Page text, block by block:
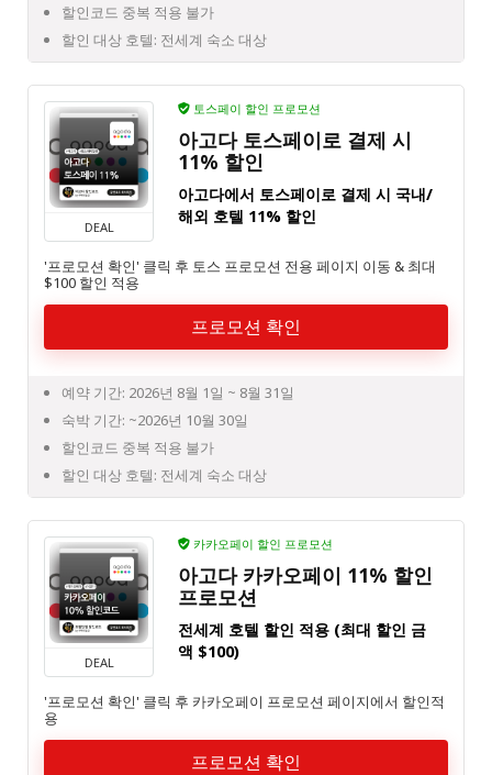
할인코드 중복 적용 불가
할인 대상 호텔: 전세계 숙소 대상
DEAL
토스페이 할인 프로모션
아고다 토스페이로 결제 시
11% 할인
아고다에서 토스페이로 결제 시 국내/
해외 호텔 11% 할인
'프로모션 확인' 클릭 후 토스 프로모션 전용 페이지 이동 & 최대
$100 할인 적용
프로모션 확인
예약 기간: 2026년 8월 1일 ~ 8월 31일
숙박 기간: ~2026년 10월 30일
할인코드 중복 적용 불가
할인 대상 호텔: 전세계 숙소 대상
DEAL
카카오페이 할인 프로모션
아고다 카카오페이 11% 할인
프로모션
전세계 호텔 할인 적용 (최대 할인 금
액 $100)
'프로모션 확인' 클릭 후 카카오페이 프로모션 페이지에서 할인적
용
프로모션 확인